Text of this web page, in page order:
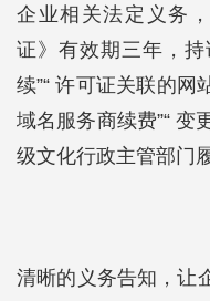
企业相关法定义务
证》有效期三年，
续”“ 许可证关联的网
域名服务商续费”“ 变
级文化行政主管部门
清晰的义务告知，让